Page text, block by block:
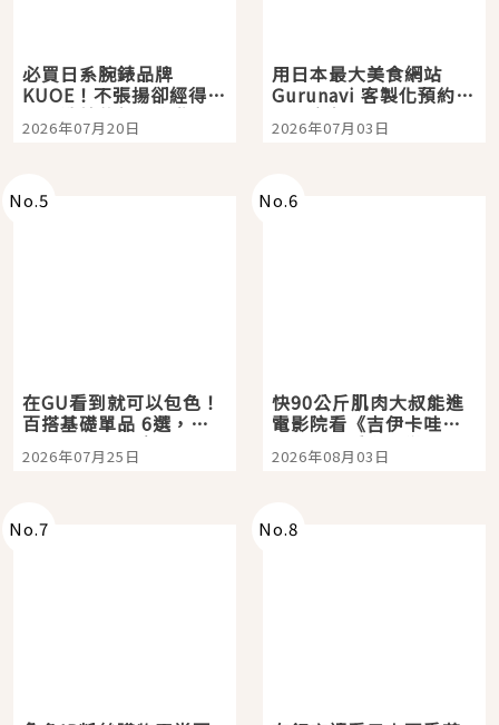
必買日系腕錶品牌
KUOE！不張揚卻經得起
時間洗鍊的經典之作五
選
2026年07月20日
用日本最大美食網站
Gurunavi 客製化預約九
大都市餐廳，打造專屬
美食體驗！
2026年07月03日
No.5
在GU看到就可以包色！
百搭基礎單品 6選，閉
眼全收也不心疼
2026年07月25日
No.6
快90公斤肌肉大叔能進
電影院看《吉伊卡哇》
嗎？日本重金屬樂團
「打首」會長與nagano
2026年08月03日
No.7 No.8